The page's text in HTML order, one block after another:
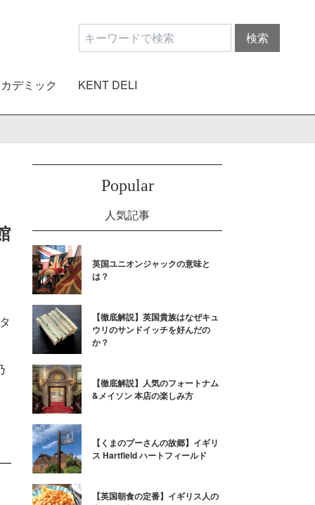
デミック KENT DELI
Popular
人気記事
英国ユニオンジャックの意味と
は？
【徹底解説】英国貴族はなぜキュ
ウリのサンドイッチを好んだの
か？
【徹底解説】人気のフォートナム
&メイソン 本店の楽しみ方
【くまのプーさんの故郷】イギリ
ス Hartfield ハートフィールド
【英国朝食の定番】イギリス人の